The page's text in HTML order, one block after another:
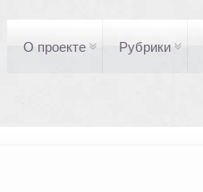
О проекте Рубрики